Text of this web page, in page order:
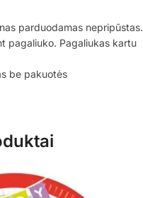
parduodamas nepripūstas.
pagaliuko. Pagaliukas kartu
be pakuotės